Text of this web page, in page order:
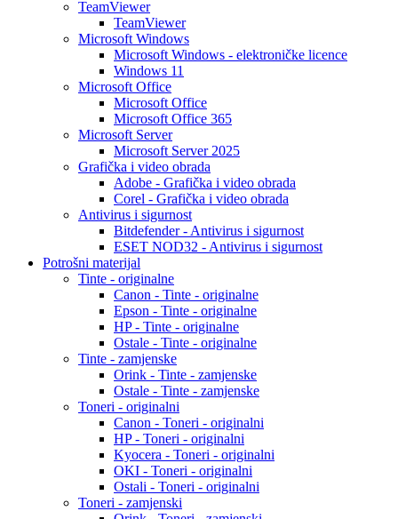
TeamViewer
TeamViewer
Microsoft Windows
Microsoft Windows - elektroničke licence
Windows 11
Microsoft Office
Microsoft Office
Microsoft Office 365
Microsoft Server
Microsoft Server 2025
Grafička i video obrada
Adobe - Grafička i video obrada
Corel - Grafička i video obrada
Antivirus i sigurnost
Bitdefender - Antivirus i sigurnost
ESET NOD32 - Antivirus i sigurnost
Potrošni materijal
Tinte - originalne
Canon - Tinte - originalne
Epson - Tinte - originalne
HP - Tinte - originalne
Ostale - Tinte - originalne
Tinte - zamjenske
Orink - Tinte - zamjenske
Ostale - Tinte - zamjenske
Toneri - originalni
Canon - Toneri - originalni
HP - Toneri - originalni
Kyocera - Toneri - originalni
OKI - Toneri - originalni
Ostali - Toneri - originalni
Toneri - zamjenski